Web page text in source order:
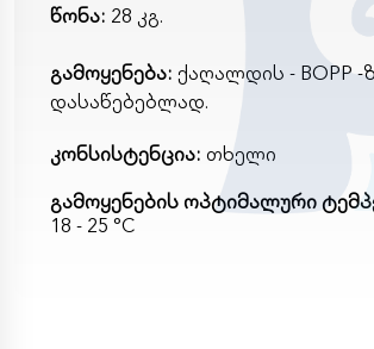
წონა: 28 კგ.
გამოყენება: ქაღალდის - BOPP -
დასაწებებლად.
კონსისტენცია: თხელი
გამოყენების ოპტიმალური
18 - 25 °C